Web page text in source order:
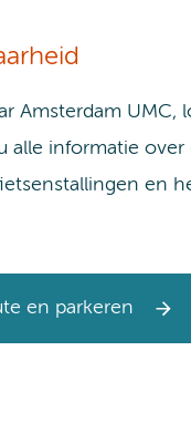
Amsterdam UMC,
alle informatie over
en
en parkeren